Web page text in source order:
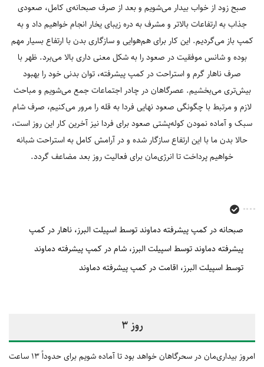
صبح زود از خواب بیدار می‌شویم و بعد از صرف صبحانه‌ی کامل، صعودی
جذاب به ارتفاعات بالاتر و مشرف به دره زیبای یخار انجام خواهیم داد و به
کمپ باز می‌گردیم. این کار برای هم‌هوایی و سازگاری بدن با ارتفاع بسیار مهم
بوده و شانس موفقیت در صعود را به شکل معنی داری بالا می‌برد. ظهر با
صرف ناهار گرم و استراحت در کمپ پیشرفته، توان بدنی خود را بهبود
بیش‌تری می‌بخشیم. عصرگاهان در چادر اجتماعات جمع می‌شویم و مباحث
لازم و مرتبط با چگونگی صعود نهایی فردا به قله را مرور می‌کنیم، صرف شام
سبک و آماده نمودن کوله‌پشتی صعود برای فردا نیز آخرین کار این روز است،
حالا بدن ما با این ارتفاع سازگار شده و در آرامش کامل به استراحت شبانه
خواهیم پرداخت تا انرژی‌مان برای فعالیت روز بعد مضاعف گردد.
صبحانه در کمپ پیشرفته دماوند توسط اسپیلت البرز ناهار در کمپ
پیشرفته دماوند توسط اسپیلت البرز شام در کمپ پیشرفته دماوند
توسط اسپیلت البرز اقامت در کمپ پیشرفته دماوند
روز 3
امروز بیداری‌مان در سحرگاهان خواهد بود تا آماده شویم برای حدوداً 13 ساعت